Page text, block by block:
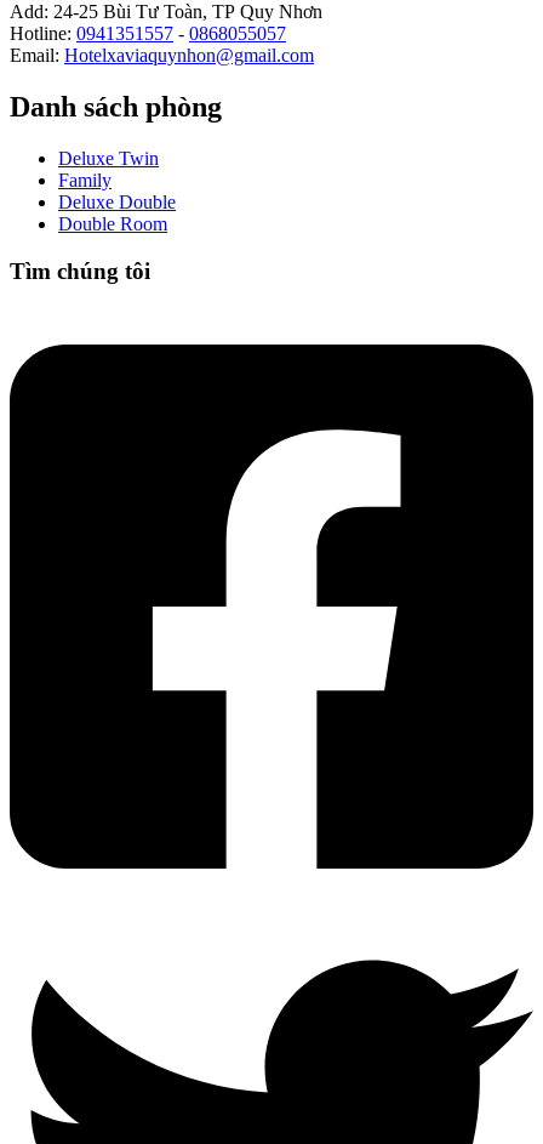
Add: 24-25 Bùi Tư Toàn, TP Quy Nhơn
Hotline: 0941351557 - 0868055057
Email: Hotelxaviaquynhon@gmail.com
Danh sách phòng
Deluxe Twin
Family
Deluxe Double
Double Room
Tìm chúng tôi